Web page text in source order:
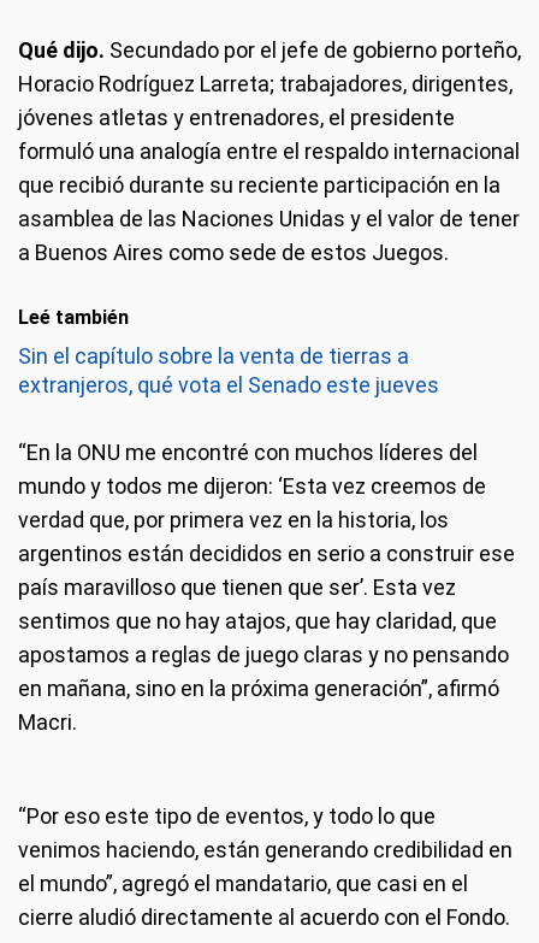
Qué dijo. Secundado por el jefe de gobierno porteño,
Horacio Rodríguez Larreta; trabajadores, dirigentes,
jóvenes atletas y entrenadores, el presidente
formuló una analogía entre el respaldo internacional
que recibió durante su reciente participación en la
asamblea de las Naciones Unidas y el valor de tener
a Buenos Aires como sede de estos Juegos.
Leé también
Sin el capítulo sobre la venta de tierras a
extranjeros, qué vota el Senado este jueves
“En la ONU me encontré con muchos líderes del
mundo y todos me dijeron: ‘Esta vez creemos de
verdad que, por primera vez en la historia, los
argentinos están decididos en serio a construir ese
país maravilloso que tienen que ser’. Esta vez
sentimos que no hay atajos, que hay claridad, que
apostamos a reglas de juego claras y no pensando
en mañana, sino en la próxima generación”, afirmó
Macri.
“Por eso este tipo de eventos, y todo lo que
venimos haciendo, están generando credibilidad en
el mundo”, agregó el mandatario, que casi en el
cierre aludió directamente al acuerdo con el Fondo.